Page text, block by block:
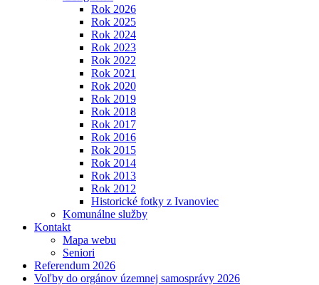
Rok 2026
Rok 2025
Rok 2024
Rok 2023
Rok 2022
Rok 2021
Rok 2020
Rok 2019
Rok 2018
Rok 2017
Rok 2016
Rok 2015
Rok 2014
Rok 2013
Rok 2012
Historické fotky z Ivanoviec
Komunálne služby
Kontakt
Mapa webu
Seniori
Referendum 2026
Voľby do orgánov územnej samosprávy 2026